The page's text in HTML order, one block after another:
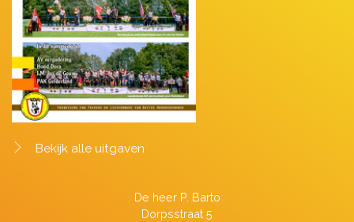
Bekijk alle uitgaven
De heer P. Barto
Dorpsstraat 5